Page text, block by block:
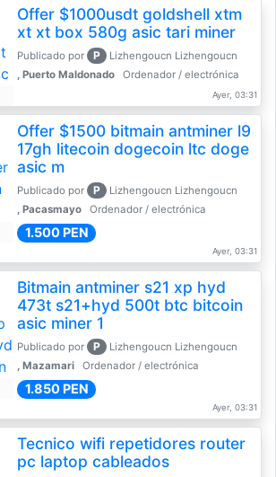
Offer $1000usdt goldshell xtm
xt xt box 580g asic tari miner
Publicado por P
Lizhengoucn Lizhengoucn
, Puerto Maldonado
Ordenador / electrónica
Ayer, 03:31
Offer $1500 bitmain antminer l9
17gh litecoin dogecoin ltc doge
asic m
Publicado por P
Lizhengoucn Lizhengoucn
, Pacasmayo
Ordenador / electrónica
1.500 PEN
Ayer, 03:31
Bitmain antminer s21 xp hyd
473t s21+hyd 500t btc bitcoin
asic miner 1
Publicado por P
Lizhengoucn Lizhengoucn
, Mazamari
Ordenador / electrónica
1.850 PEN
Ayer, 03:31
Tecnico wifi repetidores router
pc laptop cableados